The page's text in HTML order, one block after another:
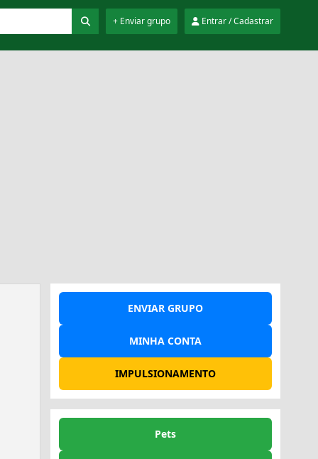
Entrar / Cadastrar
+ Enviar grupo
ENVIAR GRUPO
MINHA CONTA
IMPULSIONAMENTO
Pets